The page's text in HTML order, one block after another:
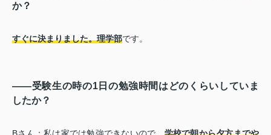
か？
すぐに決まりました。理学部です。
――受験生の時の1日の勉強時間はどのくらいしていま
したか？